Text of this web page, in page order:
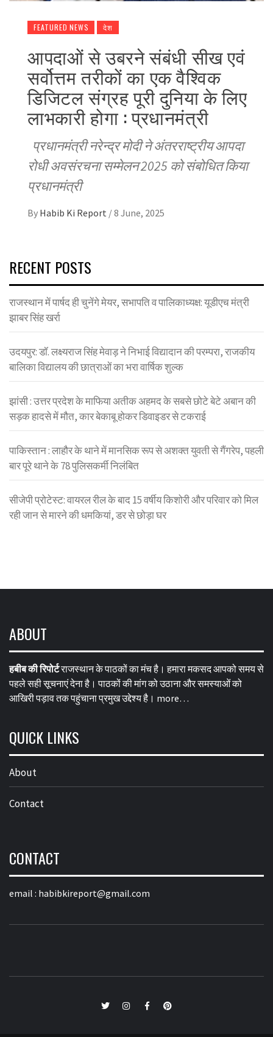
FEATURED NEWS देश
आपदाओं से उबरने संबंधी सीख एवं
सर्वोत्तम तरीकों का एक वैश्विक
डिजिटल संग्रह पूरी दुनिया के लिए
लाभकारी होगा : प्रधानमंत्री
प्रधानमंत्री नरेन्द्र मोदी ने अंतरराष्ट्रीय आपदा
रोधी अवसंरचना सम्मेलन 2025 को संबोधित किया
प्रधानमंत्री
By Habib Ki Report /8 June, 2025
RECENT POSTS
राजस्थान में पार्षद ही चुनेंगे मेयर, सभापति व पालिकाध्यक्ष: यूडीएच मंत्री
झाबर सिंह खर्रा
उदयपुर: डॉ. लक्ष्यराज सिंह मेवाड़ ने निभाई विद्यादान की परम्परा, राजकीय
बालिका विद्यालय की छात्राओं का भरा वार्षिक शुल्क
झांसी : उत्तर प्रदेश के माफिया अतीक अहमद के सबसे छोटे बेटे अबान की
सड़क हादसे में मौत, कार बेकाबू होकर डिवाइडर से टकराई
पाकिस्तान : लाहौर के थाने में मानसिक रूप से अशक्त युवती से गैंगरेप, पहली
बार पूरे थाने के 78 पुलिसकर्मी निलंबित
सीजेपी प्रोटेस्ट: वायरल रील के बाद 15 वर्षीय किशोरी और परिवार को मिल
रही जान से मारने की धमकियां, डर से छोड़ा घर
ABOUT
हबीब की रिपोर्टराजस्थान के पाठकों का मंच है। हमारा मकसद आपको समय से
पहले सही सूचनाएं देना है। पाठकों की मांग को उठाना और समस्याओं को
आखिरी पड़ाव तक पहुंचाना प्रमुख उद्देश्य है। more…
QUICK LINKS
About
Contact
CONTACT
email : habibkireport@gmail.com
twitterInstagramFacebookPinterest